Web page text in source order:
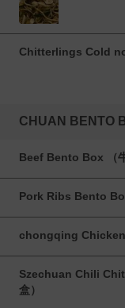
Chitterlings Cold
CHUAN BENTO
Beef Bento Box （
Pork Ribs Bento
chongqing Chicken
Szechuan Chili
盒）